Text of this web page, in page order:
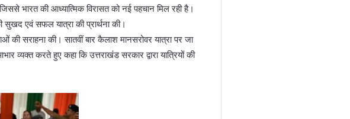
भारत की आध्यात्मिक विरासत को नई पहचान मिल रही है।
एवं सफल यात्रा की प्रार्थना की।
की सराहना की। सातवीं बार कैलाश मानसरोवर यात्रा पर जा
व्यक्त करते हुए कहा कि उत्तराखंड सरकार द्वारा यात्रियों की